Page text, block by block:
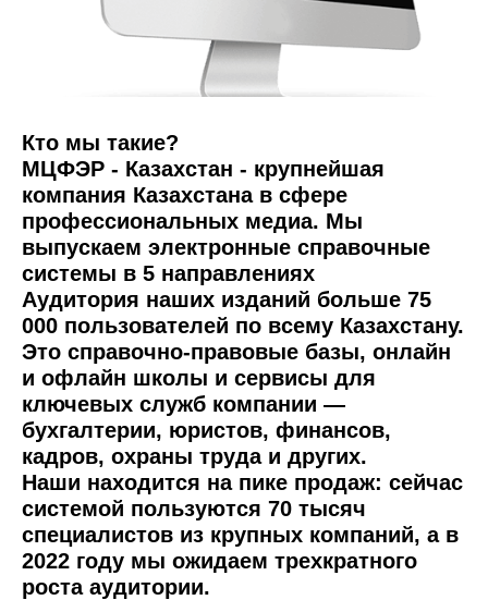
Кто мы такие?
МЦФЭР - Казахстан - крупнейшая
компания Казахстана в сфере
профессиональных медиа. Мы
выпускаем электронные справочные
системы в 5 направлениях
Аудитория наших изданий больше 75
000 пользователей по всему Казахстану.
Это справочно-правовые базы, онлайн
и офлайн школы и сервисы для
ключевых служб компании —
бухгалтерии, юристов, финансов,
кадров, охраны труда и других.
Наши находится на пике продаж: сейчас
системой пользуются 70 тысяч
специалистов из крупных компаний, а в
2022 году мы ожидаем трехкратного
роста аудитории.